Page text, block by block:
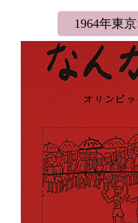
1964年東